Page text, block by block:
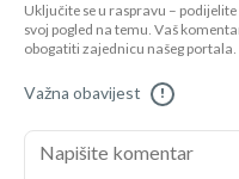
Uključite se u raspravu –
svoj pogled na temu. Vaš
obogatiti zajednicu našeg portala.
Važna obavijest !